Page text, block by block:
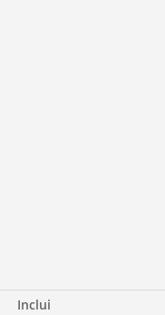
Inclui